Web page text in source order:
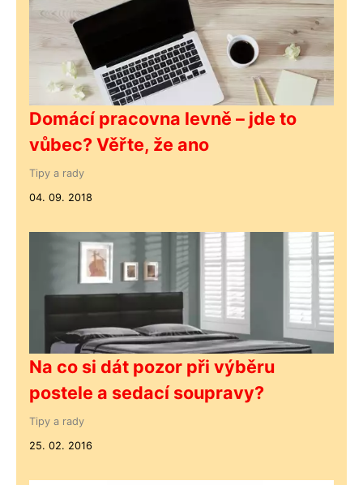
Domácí pracovna levně – jde to
vůbec? Věřte, že ano
Tipy a rady
04. 09. 2018
Na co si dát pozor při výběru
postele a sedací soupravy?
Tipy a rady
25. 02. 2016